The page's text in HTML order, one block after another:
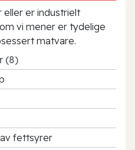
eller er industrielt
vi mener er tydelige
matvare.
(8)
fettsyrer